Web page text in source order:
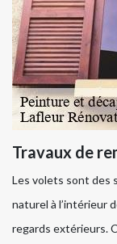
Travaux de
Les volets sont des
naturel à l’intérieur
regards extérieurs.